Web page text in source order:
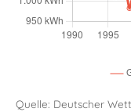
Quelle: Deutscher